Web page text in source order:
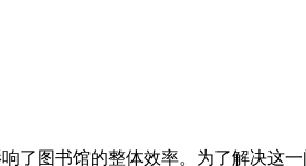
图书馆的整体效率。为了解决这